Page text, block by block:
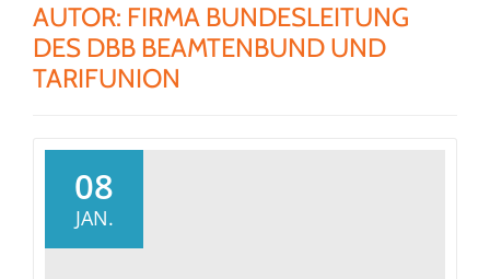
AUTOR: FIRMA BUNDESLEITUNG
DES DBB BEAMTENBUND UND
TARIFUNION
08
JAN.